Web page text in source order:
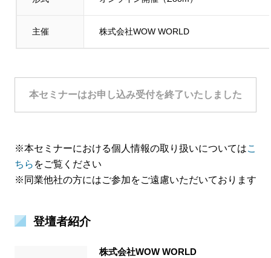
主催 株式会社WOW WORLD
本セミナーはお申し込み受付を終了いたしました
※本セミナーにおける個人情報の取り扱いについてはこ
ちら をご覧ください
※同業他社の方にはご参加をご遠慮いただいております
登壇者紹介
株式会社WOW WORLD